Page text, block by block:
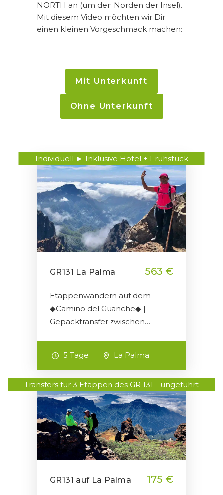
NORTH an (um den Norden der Insel).
Mit diesem Video möchten wir Dir
einen kleinen Vorgeschmack machen:
Mit Unterkunft
Ohne Unterkunft
Individuell ► Inklusive Hotel + Frühstück
GR131 La Palma 563 €
Etappenwandern auf dem
◆Camino del Guanche◆ |
Gepäcktransfer zwischen…
5 Tage La Palma
Transfers für 3 Etappen des GR 131 - ungeführt
GR131 auf La Palma 175 €